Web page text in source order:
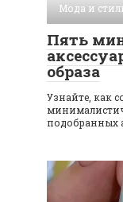
Мода и
Пять
образа
Узнайте, как
подобранных